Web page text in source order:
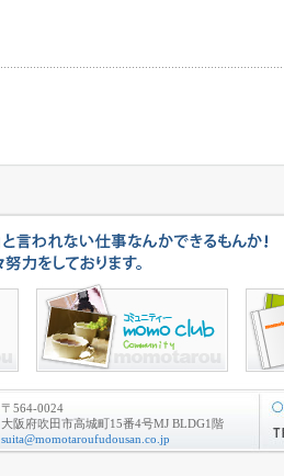
〒564-0024
大阪府吹田市高城町15番4号MJ BLDG1階
suita@momotaroufudousan.co.jp